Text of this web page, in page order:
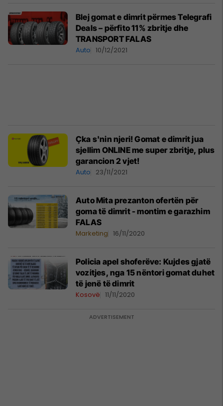
Blej gomat e dimrit përmes Telegrafi
Deals – përfito 11% zbritje dhe
TRANSPORT FALAS
Auto 10/12/2021
Çka s'nin njeri! Gomat e dimrit jua
sjellim ONLINE me super zbritje, plus
garancion 2 vjet!
Auto 23/11/2021
Auto Mita prezanton ofertën për
goma të dimrit - montim e garazhim
FALAS
Marketing 16/11/2020
Policia apel shoferëve: Kujdes gjatë
vozitjes, nga 15 nëntori gomat duhet
të jenë të dimrit
Kosovë 11/11/2020